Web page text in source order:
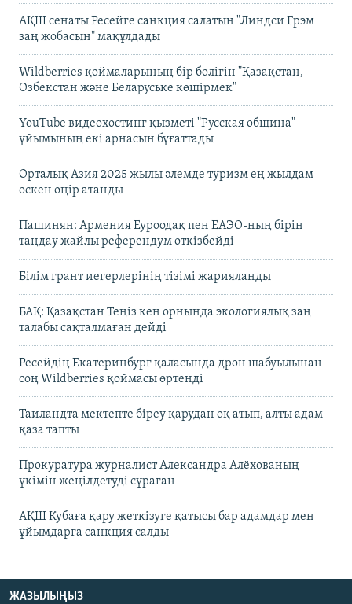
АҚШ сенаты Ресейге санкция салатын "Линдси Грэм
заң жобасын" мақұлдады
Wildberries қоймаларының бір бөлігін "Қазақстан,
Өзбекстан және Беларуське көшірмек"
YouTube видеохостинг қызметі "Русская община"
ұйымының екі арнасын бұғаттады
Орталық Азия 2025 жылы әлемде туризм ең жылдам
өскен өңір атанды
Пашинян: Армения Еуроодақ пен ЕАЭО-ның бірін
таңдау жайлы референдум өткізбейді
Білім грант иегерлерінің тізімі жарияланды
БАҚ: Қазақстан Теңіз кен орнында экологиялық заң
талабы сақталмаған дейді
Ресейдің Екатеринбург қаласында дрон шабуылынан
соң Wildberries қоймасы өртенді
Таиландта мектепте біреу қарудан оқ атып, алты адам
қаза тапты
Прокуратура журналист Александра Алёхованың
үкімін жеңілдетуді сұраған
АҚШ Кубаға қару жеткізуге қатысы бар адамдар мен
ұйымдарға санкция салды
ЖАЗЫЛЫҢЫЗ